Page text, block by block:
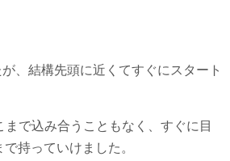
、結構先頭に近くてすぐにスタート
まで込み合うこともなく、すぐに目
持っていけました。